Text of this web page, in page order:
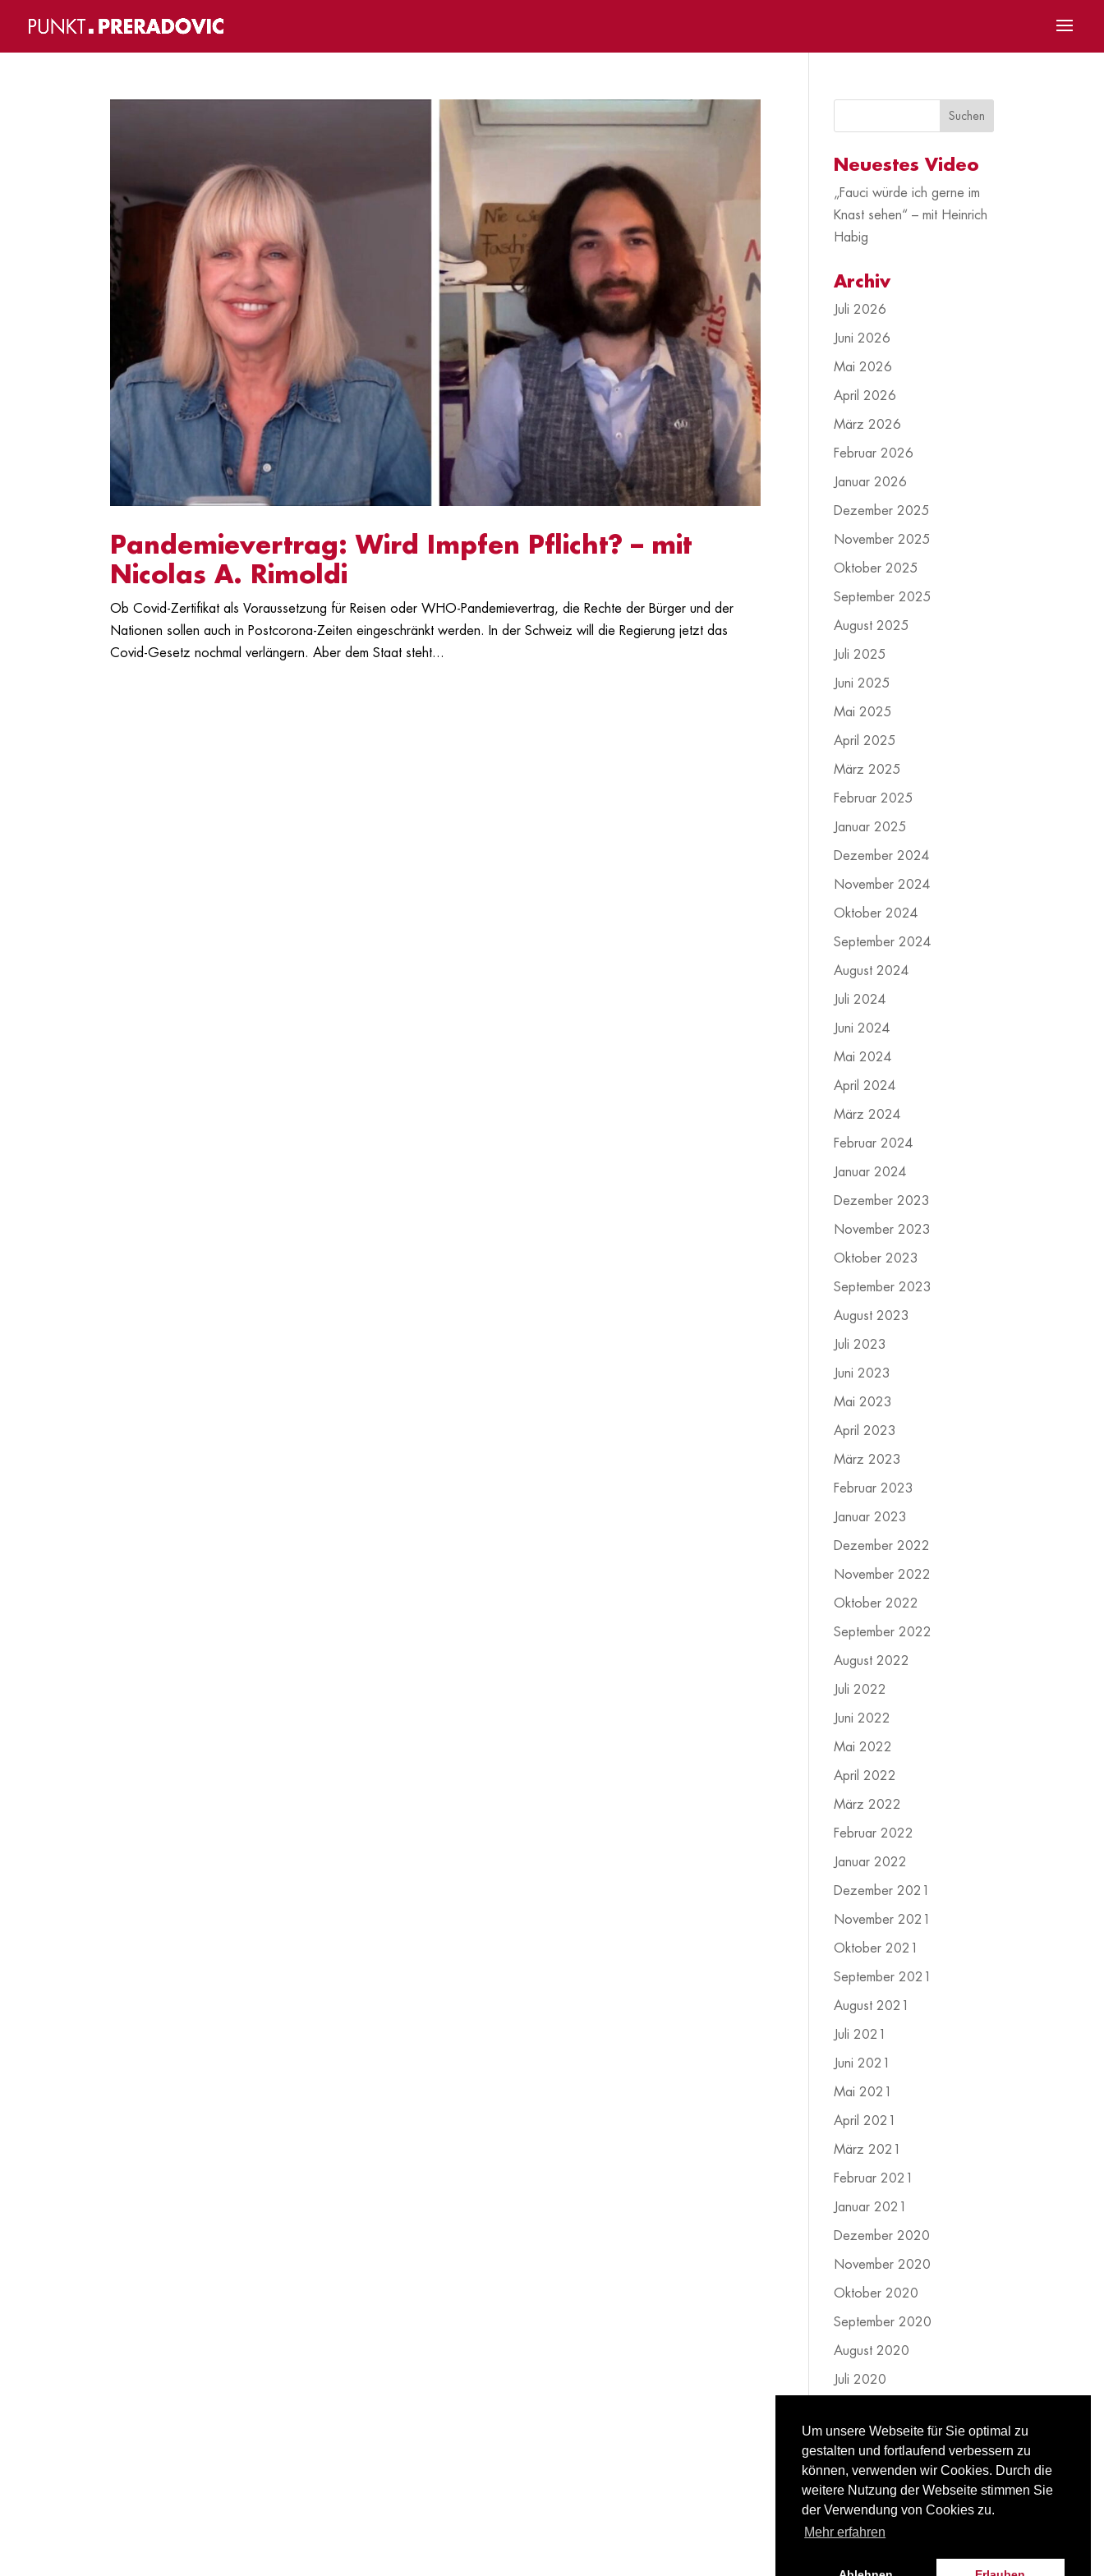
Pandemievertrag: Wird Impfen Pflicht? – mit
Nicolas A. Rimoldi
Ob Covid-Zertifikat als Voraussetzung für Reisen oder WHO-Pandemievertrag, die Rechte der Bürger und der
Nationen sollen auch in Postcorona-Zeiten eingeschränkt werden. In der Schweiz will die Regierung jetzt das
Covid-Gesetz nochmal verlängern. Aber dem Staat steht...
Neuestes Video
„Fauci würde ich gerne im
Knast sehen“ – mit Heinrich
Habig
Archiv
Juli 2026
Juni 2026
Mai 2026
April 2026
März 2026
Februar 2026
Januar 2026
Dezember 2025
November 2025
Oktober 2025
September 2025
August 2025
Juli 2025
Juni 2025
Mai 2025
April 2025
März 2025
Februar 2025
Januar 2025
Dezember 2024
November 2024
Oktober 2024
September 2024
August 2024
Juli 2024
Juni 2024
Mai 2024
April 2024
März 2024
Februar 2024
Januar 2024
Dezember 2023
November 2023
Oktober 2023
September 2023
August 2023
Juli 2023
Juni 2023
Mai 2023
April 2023
März 2023
Februar 2023
Januar 2023
Dezember 2022
November 2022
Oktober 2022
September 2022
August 2022
Juli 2022
Juni 2022
Mai 2022
April 2022
März 2022
Februar 2022
Januar 2022
Dezember 2021
November 2021
Oktober 2021
September 2021
August 2021
Juli 2021
Juni 2021
Mai 2021
April 2021
März 2021
Februar 2021
Januar 2021
Dezember 2020
November 2020
Oktober 2020
September 2020
August 2020
Juli 2020
Mai 2020
April 2020
März 2020
Um unsere Webseite für Sie optimal zu
gestalten und fortlaufend verbessern zu
können, verwenden wir Cookies. Durch die
weitere Nutzung der Webseite stimmen Sie
der Verwendung von Cookies zu.
Mehr erfahren